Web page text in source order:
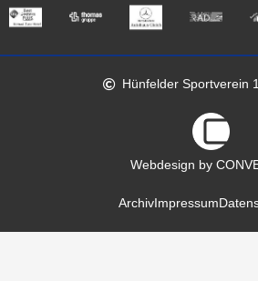
Hünfelder Sportverein
Webdesign by
ArchivImpressum